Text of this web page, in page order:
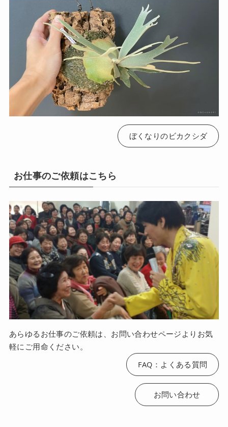
ぼくなりのビカクシダ
お仕事のご依頼はこちら
あらゆるお仕事のご依頼は、お問い合わせページよりお気
軽にご用命ください。
FAQ：よくある質問
お問い合わせ